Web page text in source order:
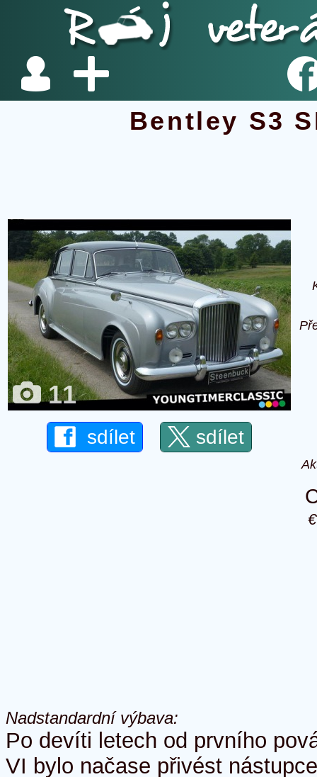
Bentley S3
11
sdílet sdílet
Nadstandardní výbava:
Po devíti letech od prvního
VI bylo načase přivést